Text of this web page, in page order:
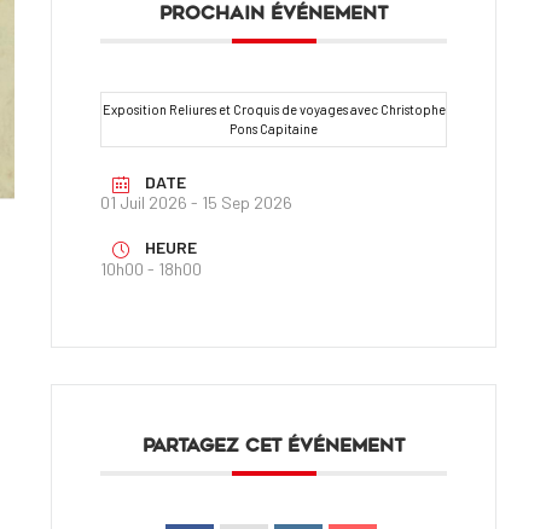
PROCHAIN ÉVÉNEMENT
Exposition Reliures et Croquis de voyages avec Christophe
Pons Capitaine
DATE
01 Juil 2026 - 15 Sep 2026
HEURE
10h00 - 18h00
PARTAGEZ CET ÉVÉNEMENT